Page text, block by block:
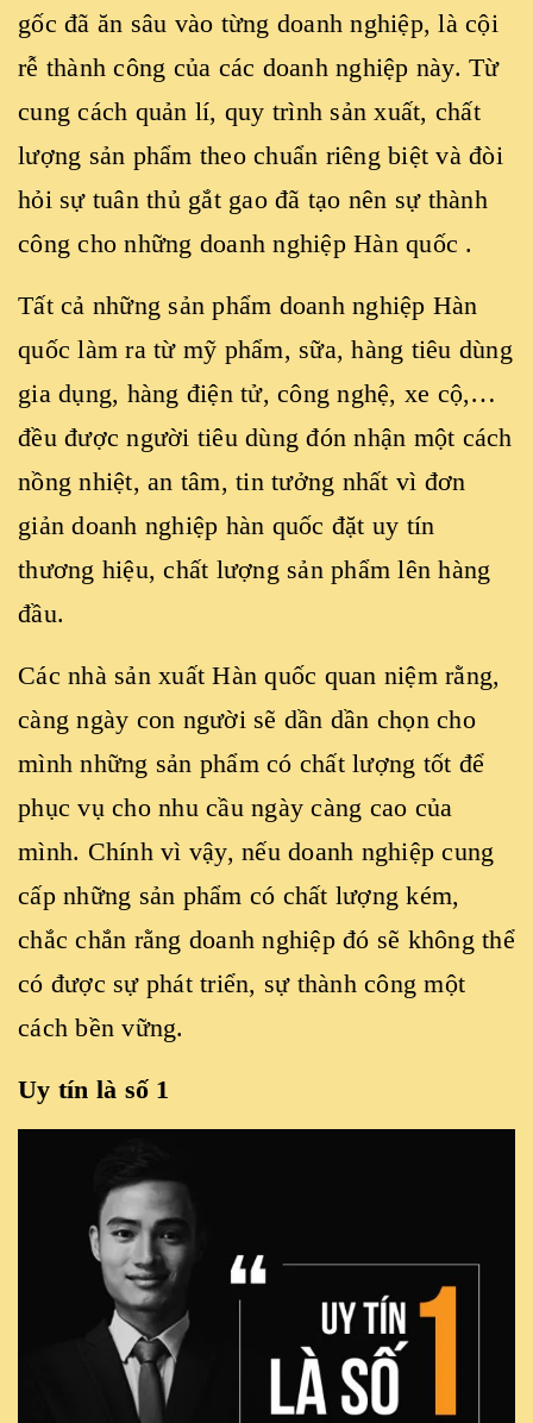
gốc đã ăn sâu vào từng doanh nghiệp, là cội
rễ thành công của các doanh nghiệp này. Từ
cung cách quản lí, quy trình sản xuất, chất
lượng sản phẩm theo chuẩn riêng biệt và đòi
hỏi sự tuân thủ gắt gao đã tạo nên sự thành
công cho những doanh nghiệp Hàn quốc .
Tất cả những sản phẩm doanh nghiệp Hàn
quốc làm ra từ mỹ phẩm, sữa, hàng tiêu dùng
gia dụng, hàng điện tử, công nghệ, xe cộ,…
đều được người tiêu dùng đón nhận một cách
nồng nhiệt, an tâm, tin tưởng nhất vì đơn
giản doanh nghiệp hàn quốc đặt uy tín
thương hiệu, chất lượng sản phẩm lên hàng
đầu.
Các nhà sản xuất Hàn quốc quan niệm rằng,
càng ngày con người sẽ dần dần chọn cho
mình những sản phẩm có chất lượng tốt để
phục vụ cho nhu cầu ngày càng cao của
mình. Chính vì vậy, nếu doanh nghiệp cung
cấp những sản phẩm có chất lượng kém,
chắc chắn rằng doanh nghiệp đó sẽ không thể
có được sự phát triển, sự thành công một
cách bền vững.
Uy tín là số 1